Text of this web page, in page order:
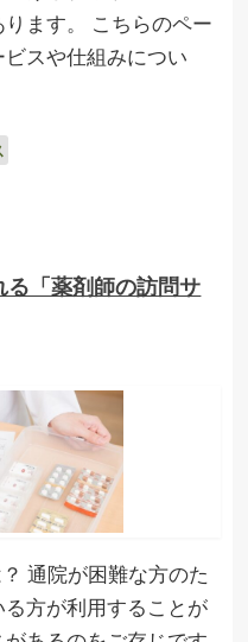
ます。 こちらのペー
スや仕組みについ
「薬剤師の訪問サ
通院が困難な方のた
方が利用することが